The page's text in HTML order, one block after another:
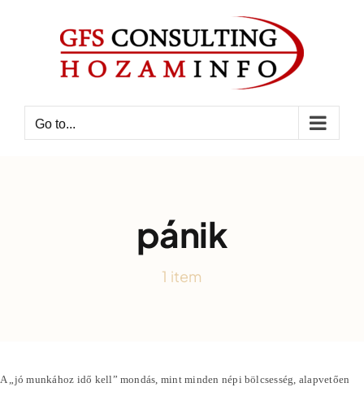
Go to...
pánik
1 item
A „jó munkához idő kell” mondás, mint minden népi bölcsesség, alapvetően